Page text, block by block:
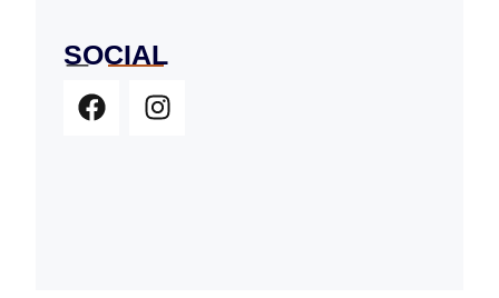
SOCIAL